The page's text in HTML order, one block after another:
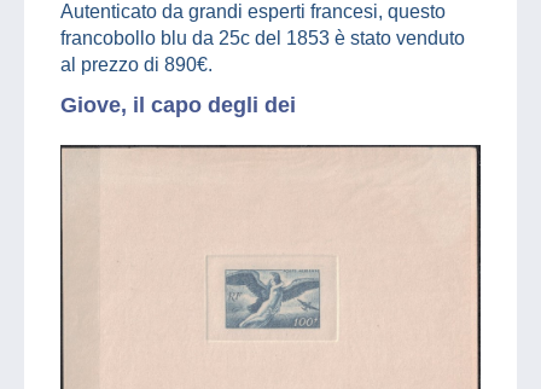
Autenticato da grandi esperti francesi, questo
francobollo blu da 25c del 1853 è stato venduto
al prezzo di 890€.
Giove, il capo degli dei